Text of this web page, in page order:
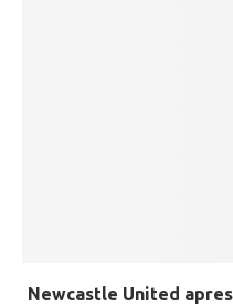
Newcastle United